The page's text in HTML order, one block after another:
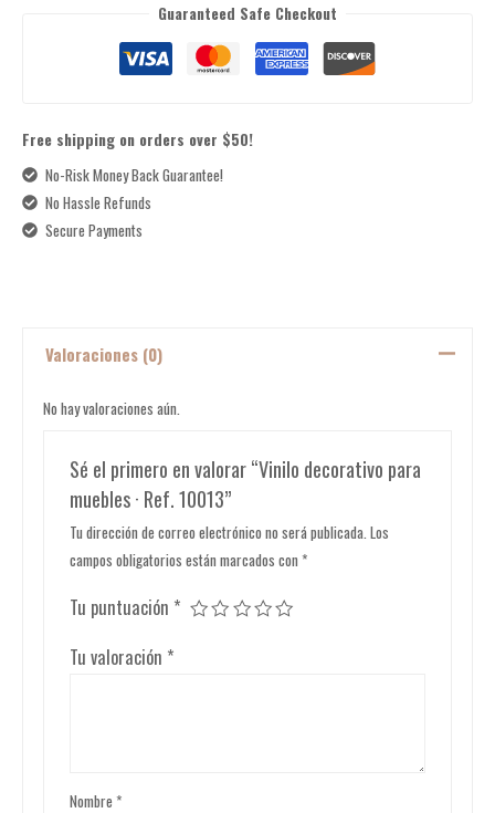
Guaranteed Safe Checkout
Free shipping on orders over $50!
No-Risk Money Back Guarantee!
No Hassle Refunds
Secure Payments
Valoraciones (0)
No hay valoraciones aún.
Sé el primero en valorar “Vinilo decorativo para
muebles · Ref. 10013”
Tu dirección de correo electrónico no será publicada. Los
campos obligatorios están marcados con *
Tu puntuación *
Tu valoración *
Nombre *